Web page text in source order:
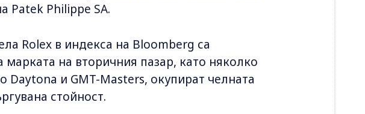
Patek Philippe SA.
Rolex в индекса на Bloomberg са
на вторичния пазар, като няколко
Daytona и GMT-Masters, окупират челната
стойност.